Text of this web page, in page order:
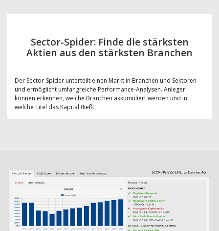
Sector-Spider: Finde die stärksten
Aktien aus den stärksten Branchen
Der Sector-Spider unterteilt einen Markt in Branchen und Sektoren
und ermöglicht umfangreiche Performance-Analysen. Anleger
können erkennen, welche Branchen akkumuliert werden und in
welche Titel das Kapital fließt.